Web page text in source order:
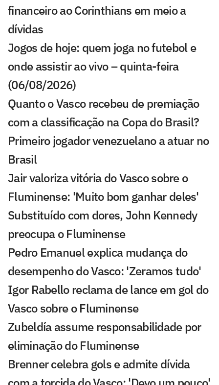
financeiro ao Corinthians em meio a
dívidas
Jogos de hoje: quem joga no futebol e
onde assistir ao vivo – quinta-feira
(06/08/2026)
Quanto o Vasco recebeu de premiação
com a classificação na Copa do Brasil?
Primeiro jogador venezuelano a atuar no
Brasil
Jair valoriza vitória do Vasco sobre o
Fluminense: 'Muito bom ganhar deles'
Substituído com dores, John Kennedy
preocupa o Fluminense
Pedro Emanuel explica mudança do
desempenho do Vasco: 'Zeramos tudo'
Igor Rabello reclama de lance em gol do
Vasco sobre o Fluminense
Zubeldía assume responsabilidade por
eliminação do Fluminense
Brenner celebra gols e admite dívida